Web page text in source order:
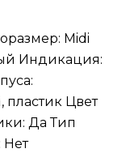
Midi
Индикация:
пластик Цвет
Да Тип
Нет